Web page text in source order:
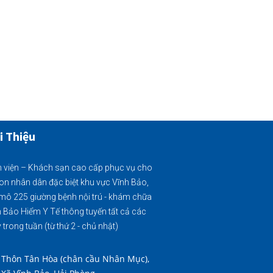
Thiệu
viện – Khách sạn cao cấp phục vụ cho
nhân dân đặc biệt khu vực Vĩnh Bảo,
225 giường bệnh nội trú - khám chữa
Bảo Hiểm Y Tế thông tuyến tất cả các
trong tuần (từ thứ 2 - chủ nhật)
Thôn Tân Hòa (chân cầu Nhân Mục),